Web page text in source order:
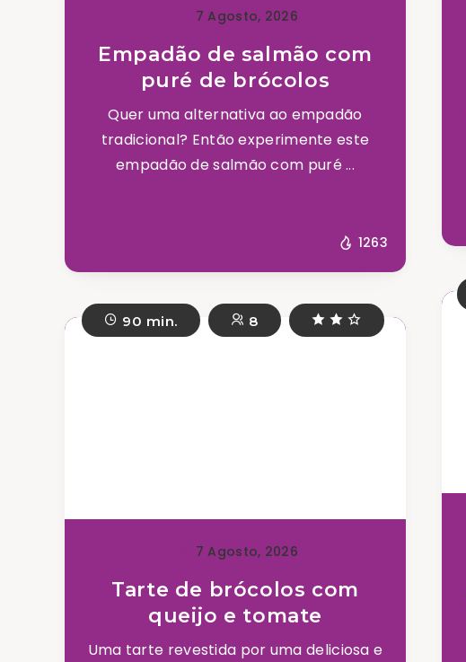
7 Agosto, 2026
Empadão de salmão com
puré de brócolos
Quer uma alternativa ao empadão
tradicional? Então experimente este
empadão de salmão com puré ...
1263
90 min. 8
7 Agosto, 2026
Tarte de brócolos com
queijo e tomate
Uma tarte revestida por uma deliciosa e